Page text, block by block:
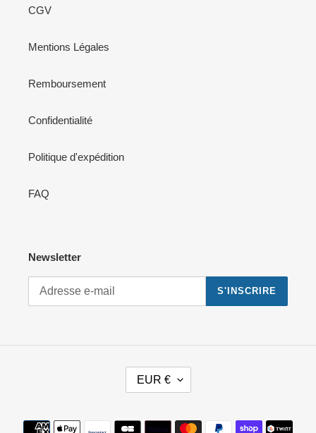
CGV
Mentions Légales
Remboursement
Confidentialité
Politique d'expédition
FAQ
Newsletter
S'INSCRIRE
I
EUR €
Moyens